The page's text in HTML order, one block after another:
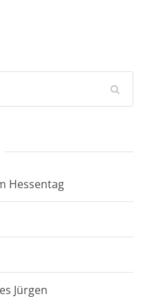
Hessentag
Jürgen